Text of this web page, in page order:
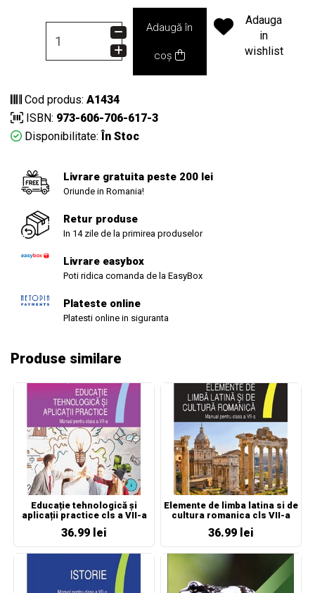
Adaugă în
coș
Adauga
in
wishlist
Cod produs: A1434
ISBN: 973-606-706-617-3
Disponibilitate: În Stoc
Livrare gratuita peste 200 lei
Oriunde in Romania!
Retur produse
In 14 zile de la primirea produselor
Livrare easybox
Poti ridica comanda de la EasyBox
Plateste online
Platesti online in siguranta
Produse similare
Educație tehnologică și
aplicații practice cls a VII-a
36.99 lei
Elemente de limba latina si de
cultura romanica cls VII-a
36.99 lei